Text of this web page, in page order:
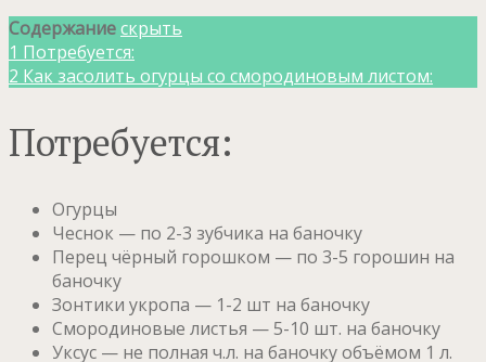
Содержаниескрыть
1 Потребуется:
2 Как засолить огурцы со смородиновым листом:
Потребуется:
Огурцы
Чеснок — по 2-3 зубчика на баночку
Перец чёрный горошком — по 3-5 горошин на
баночку
Зонтики укропа — 1-2 шт на баночку
Смородиновые листья — 5-10 шт. на баночку
Уксус — не полная ч.л. на баночку объёмом 1 л.